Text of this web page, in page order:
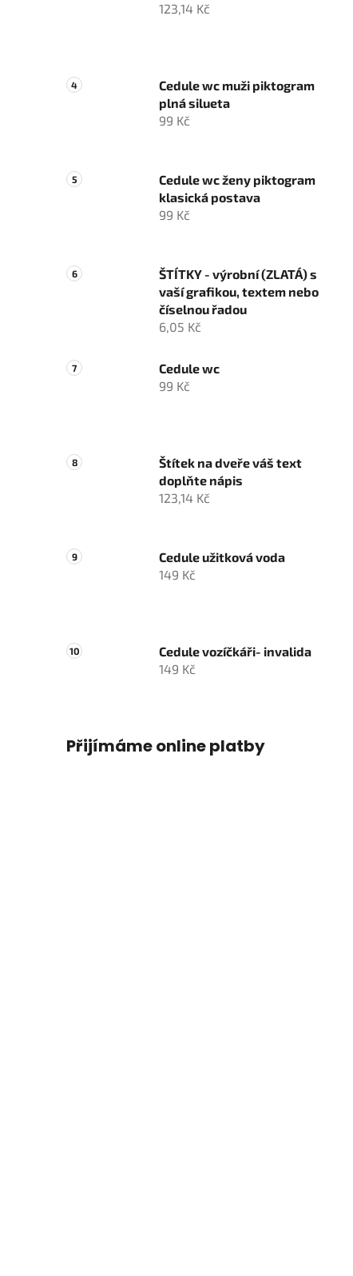
123,14 Kč
Cedule wc muži piktogram
plná silueta
99 Kč
Cedule wc ženy piktogram
klasická postava
99 Kč
ŠTÍTKY - výrobní (ZLATÁ) s
vaší grafikou, textem nebo
číselnou řadou
6,05 Kč
Cedule wc
99 Kč
Štítek na dveře váš text
doplňte nápis
123,14 Kč
Cedule užitková voda
149 Kč
Cedule vozíčkáři- invalida
149 Kč
Přijímáme online platby